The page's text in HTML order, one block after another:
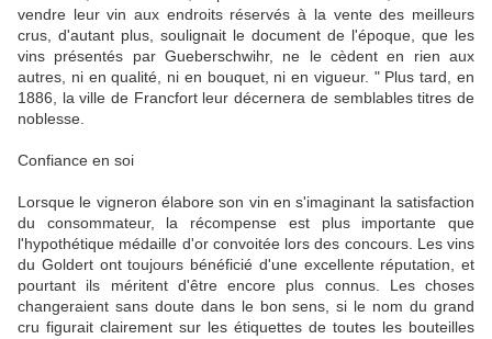
vendre leur vin aux endroits réservés à la vente des meilleurs
crus, d'autant plus, soulignait le document de l'époque, que les
vins présentés par Gueberschwihr, ne le cèdent en rien aux
autres, ni en qualité, ni en bouquet, ni en vigueur. " Plus tard, en
1886, la ville de Francfort leur décernera de semblables titres de
noblesse.
Confiance en soi
Lorsque le vigneron élabore son vin en s'imaginant la satisfaction
du consommateur, la récompense est plus importante que
l'hypothétique médaille d'or convoitée lors des concours. Les vins
du Goldert ont toujours bénéficié d'une excellente réputation, et
pourtant ils méritent d'être encore plus connus. Les choses
changeraient sans doute dans le bon sens, si le nom du grand
cru figurait clairement sur les étiquettes de toutes les bouteilles